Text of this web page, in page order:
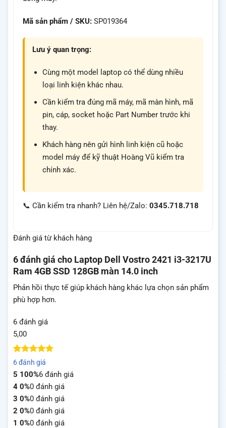
Mã sản phẩm / SKU: SP019364
Lưu ý quan trọng:
Cùng một model laptop có thể dùng nhiều
loại linh kiện khác nhau.
Cần kiểm tra đúng mã máy, mã màn hình, mã
pin, cáp, socket hoặc Part Number trước khi
thay.
Khách hàng nên gửi hình linh kiện cũ hoặc
model máy để kỹ thuật Hoàng Vũ kiểm tra
chính xác.
📞 Cần kiểm tra nhanh? Liên hệ/Zalo: 0345.718.718
Đánh giá từ khách hàng
6 đánh giá cho Laptop Dell Vostro 2421 i3-3217U
Ram 4GB SSD 128GB màn 14.0 inch
Phản hồi thực tế giúp khách hàng khác lựa chọn sản phẩm
phù hợp hơn.
6 đánh giá
5,00
5 trên 5
dựa trên
5
đánh giá
6 đánh giá
5 100%6 đánh giá
4 0%0 đánh giá
3 0%0 đánh giá
2 0%0 đánh giá
1 0%0 đánh giá